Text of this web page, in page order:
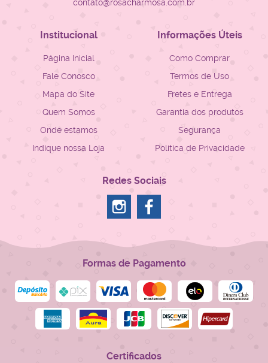
contato@rosacharmosa.com.br
Institucional
Página Inicial
Fale Conosco
Mapa do Site
Quem Somos
Onde estamos
Indique nossa Loja
Informações Úteis
Como Comprar
Termos de Uso
Fretes e Entrega
Garantia dos produtos
Segurança
Política de Privacidade
Redes Sociais
Formas de Pagamento
Certificados